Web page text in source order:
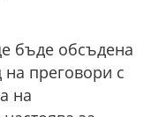
бъде обсъдена
преговори с
на